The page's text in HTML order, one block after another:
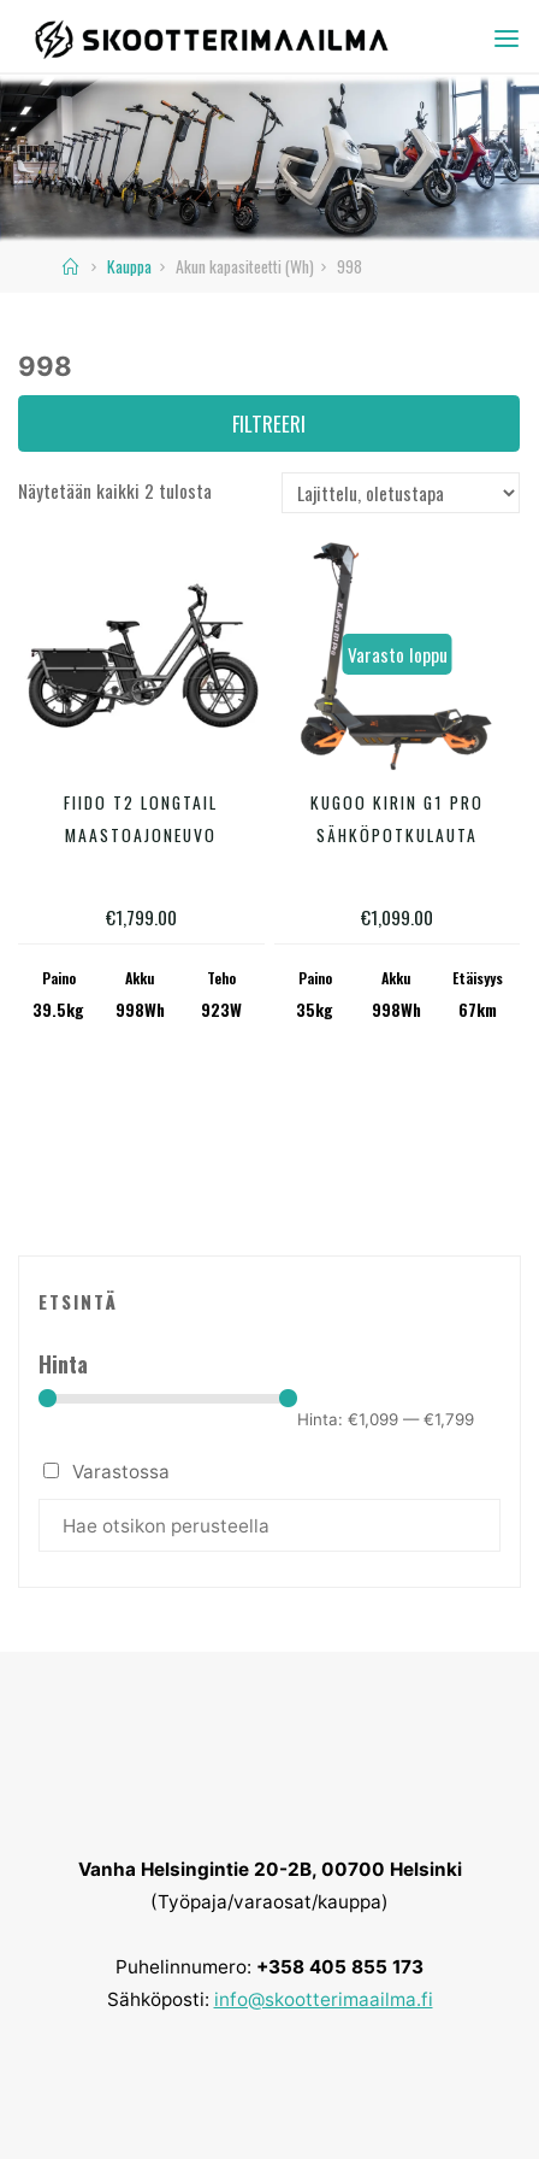
content
SKOOTTERIMAAILMA
HomeKauppa Akun kapasiteetti (Wh) 998
998
FILTREERI
€1,099— €1,799
Varastossa
Näytetään kaikki 2 tulosta
VALITSE VAIHTOEHDOISTA
Voit
tehdä
FIIDO T2 LONGTAIL
MAASTOAJONEUVO
€1,799.00
Paino
39.5kg
Akku
998Wh
Teho
923W
Varasto loppu
LUE LISÄÄ
KUGOO KIRIN G1 PRO
SÄHKÖPOTKULAUTA
€1,099.00
Paino
35kg
Akku
998Wh
Etäisyys
67km
ETSINTÄ
Hinta
Hinta: €1,099—€1,799
Varastossa
Vanha Helsingintie 20-2B, 00700 Helsinki
(Työpaja/varaosat/kauppa)
Puhelinnumero: +358 405 855 173
Sähköposti: info@skootterimaailma.fi